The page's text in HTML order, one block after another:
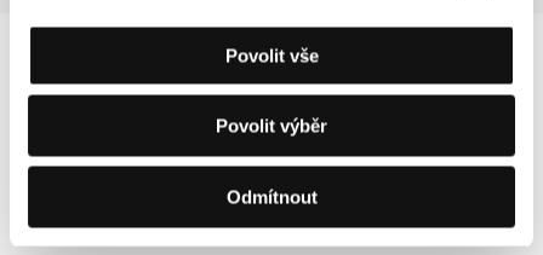
Povolit vše
Povolit výběr
Odmítnout